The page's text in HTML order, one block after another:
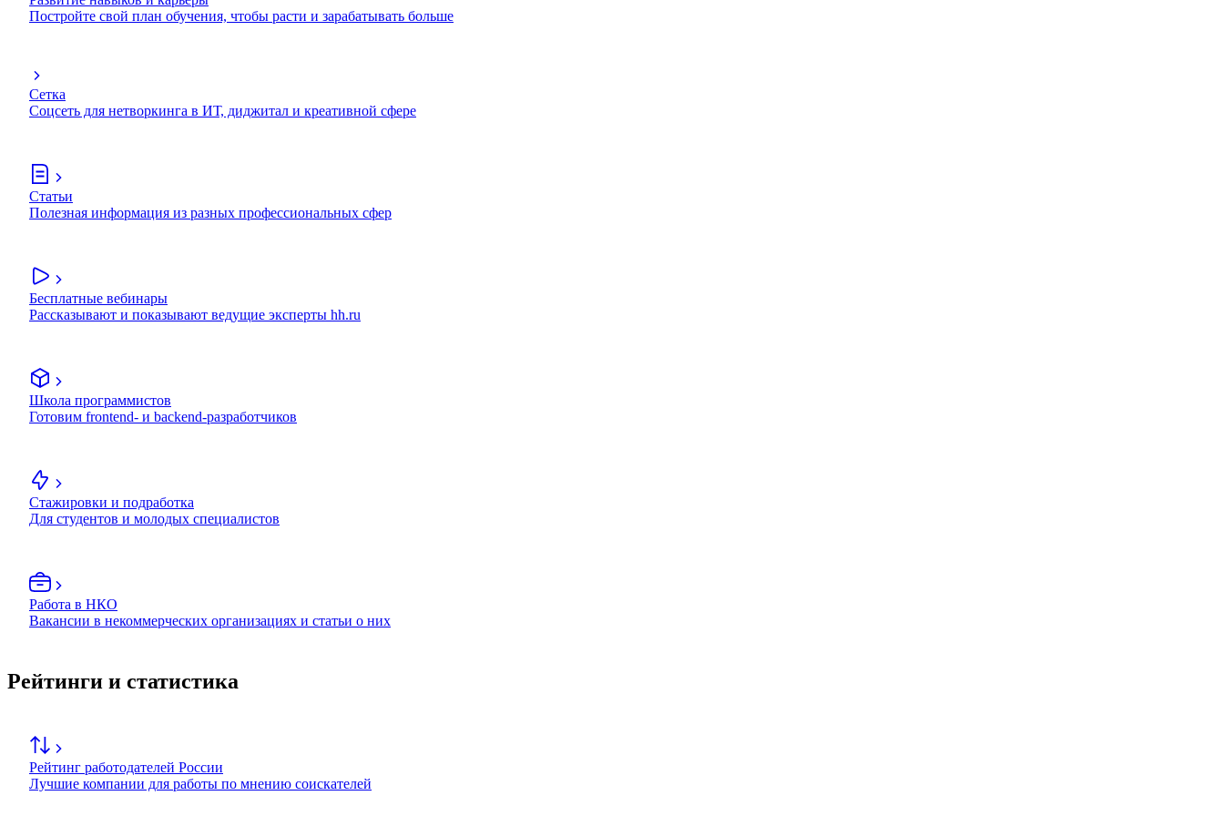
Постройте свой план обучения, чтобы расти и зарабатывать больше
Сетка
Соцсеть для нетворкинга в ИТ, диджитал и креативной сфере
Статьи
Полезная информация из разных профессиональных сфер
Бесплатные вебинары
Рассказывают и показывают ведущие эксперты hh.ru
Школа программистов
Готовим frontend- и backend-разработчиков
Стажировки и подработка
Для студентов и молодых специалистов
Работа в НКО
Вакансии в некоммерческих организациях и статьи о них
Рейтинги и статистика
Рейтинг работодателей России
Лучшие компании для работы по мнению соискателей